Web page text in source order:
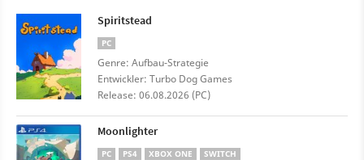
Spiritstead
PC
Genre: Aufbau-Strategie
Entwickler: Turbo Dog Games
Release: 06.08.2026 (PC)
Moonlighter
PC PS4 XBOX ONE SWITCH